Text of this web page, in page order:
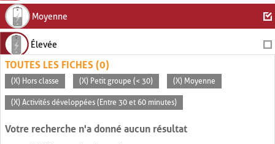
Moyenne
Élevée
TOUTES LES FICHES (0)
(X) Hors classe (X) Petit groupe (< 30) (X) Moyenne
(X) Activités développées (Entre 30 et 60 minutes)
Votre recherche n'a donné aucun résultat